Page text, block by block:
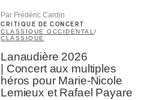
Par Frédéric Cardin
CRITIQUE DE CONCERT
CLASSIQUE OCCIDENTAL /
CLASSIQUE
Lanaudière 2026
| Concert aux multiples
héros pour Marie-Nicole
Lemieux et Rafael Payare